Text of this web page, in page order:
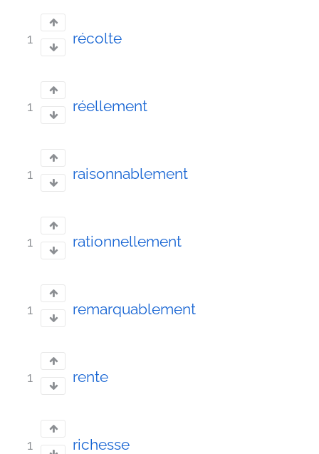
1 récolte
1 réellement
1 raisonnablement
1 rationnellement
1 remarquablement
1 rente
1 richesse